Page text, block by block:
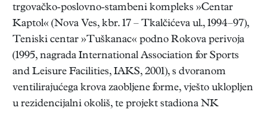
trgovačko-poslovno-stambeni kompleks »Centar
Kaptol« (Nova Ves, kbr. 17 – Tkalčićeva ul., 1994–97),
Teniski centar »Tuškanac« podno Rokova perivoja
(1995, nagrada International Association for Sports
and Leisure Facilities, IAKS, 2001), s dvoranom
ventilirajućega krova zaobljene forme, vješto uklopljen
u rezidencijalni okoliš, te projekt stadiona NK